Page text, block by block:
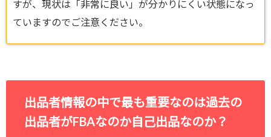
すが、現状は「非常に良い」が分かりにくい状態になっ
ていますのでご注意ください。
出品者情報の中で最も重要なのは過去の
出品者がFBAなのか自己出品なのか？